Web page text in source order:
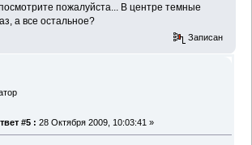
пожалуйста... В центре темные
а все остальное?
Записан
#5 : 28 Октября 2009, 10:03:41 »